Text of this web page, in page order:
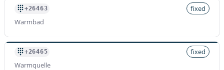
+26463
fixed
Warmbad
+26465
fixed
Warmquelle